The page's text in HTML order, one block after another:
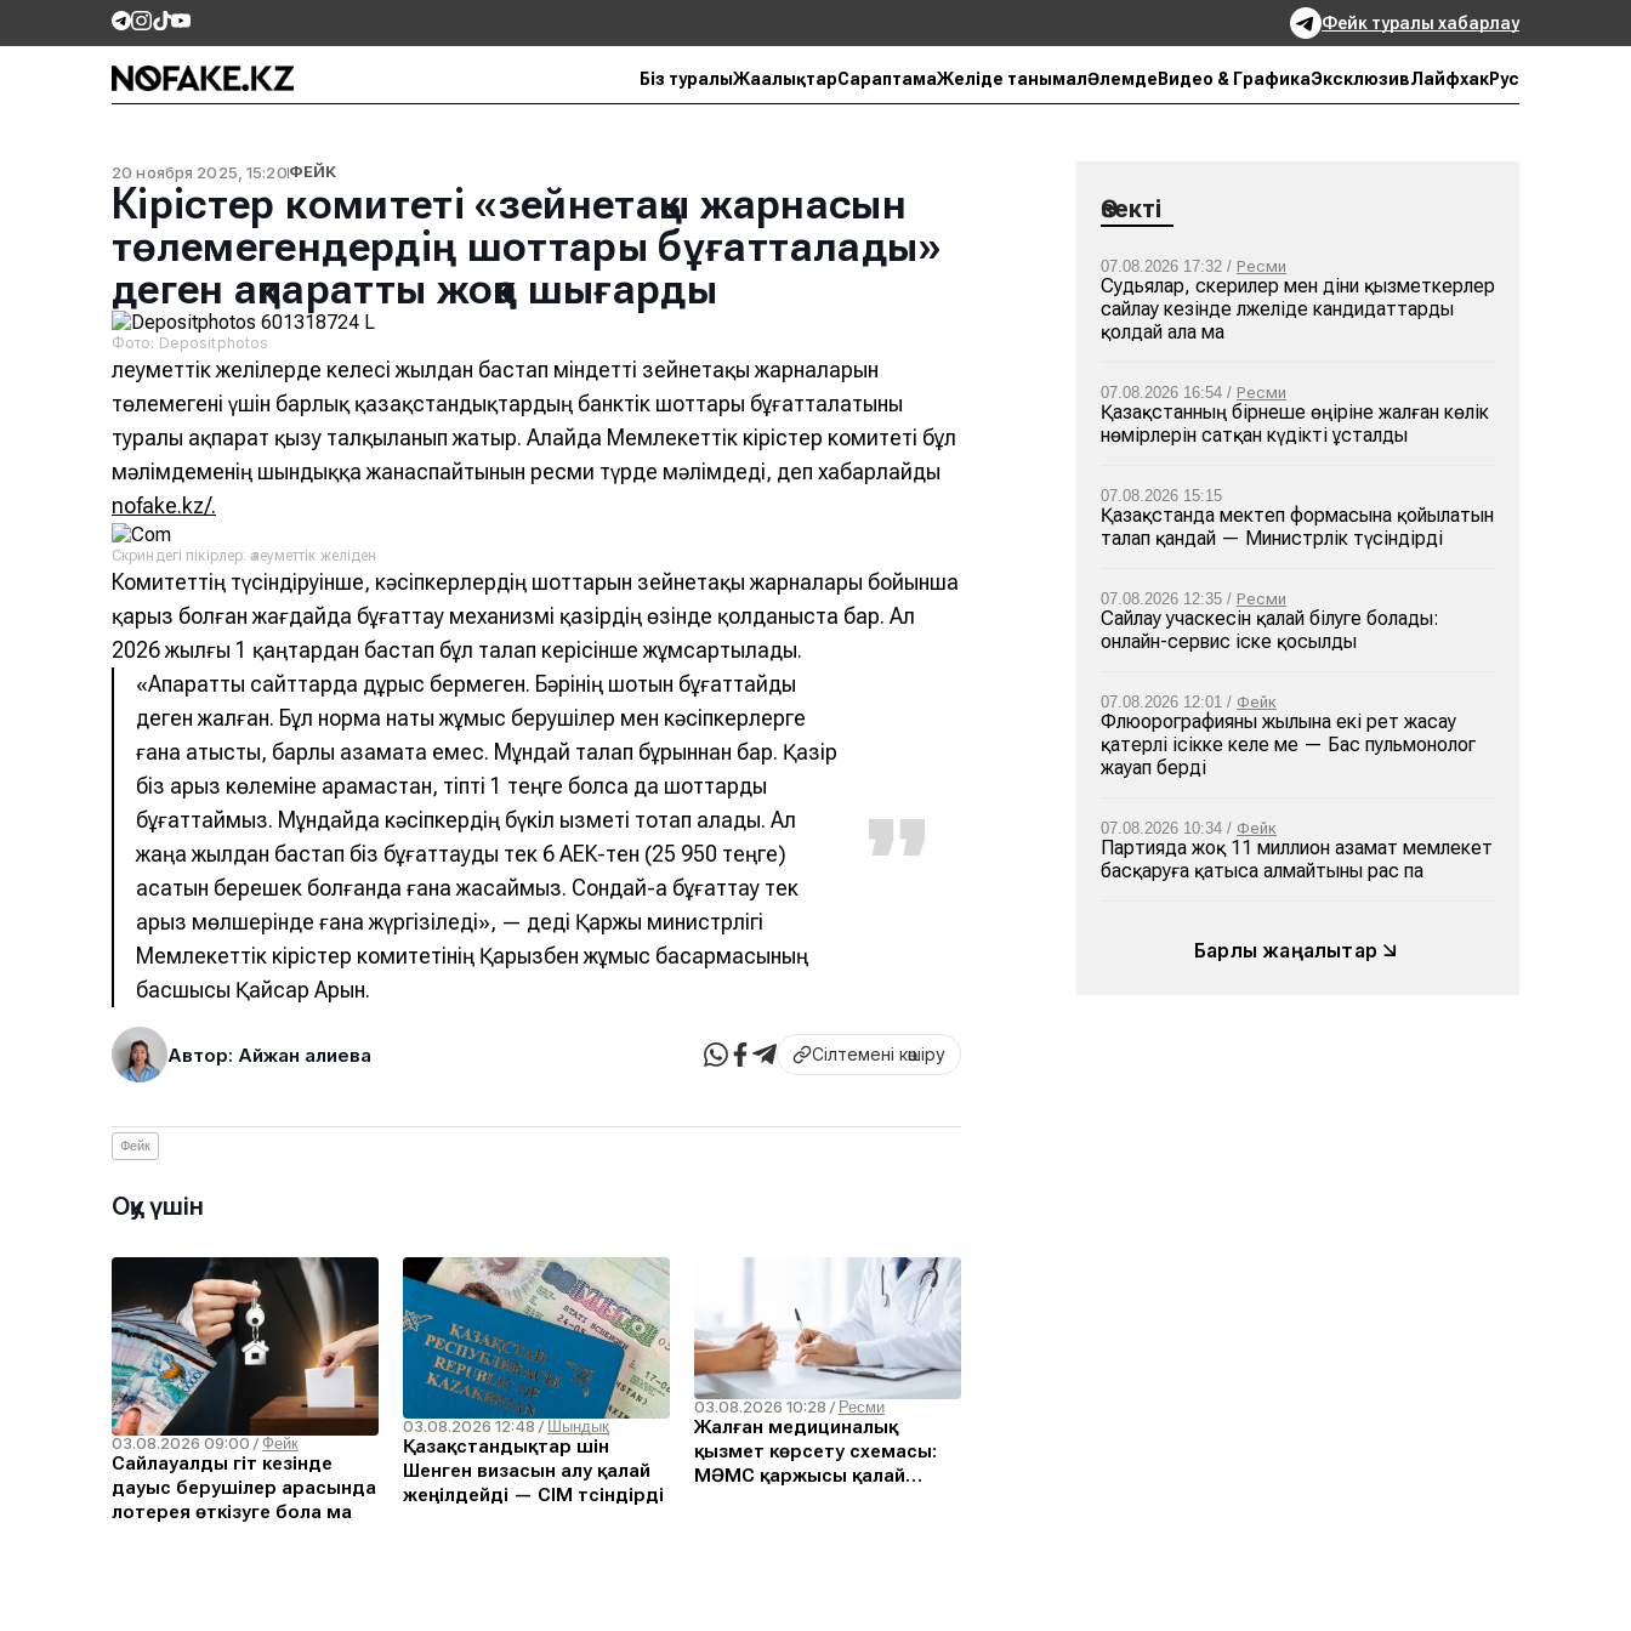
Фейк туралы хабарлау
Біз туралыЖаңалықтарСараптамаЖеліде танымалӘлемде Видео & ГрафикаЭксклюзивЛайфхакРус
20 ноября 2025, 15:20ФЕЙК
Кірістер комитеті «зейнетақы жарнасын
төлемегендердің шоттары бұғатталады»
деген ақпаратты жоққа шығарды
Фото: Depositphotos
Әлеуметтік желілерде келесі жылдан бастап міндетті зейнетақы жарналарын
төлемегені үшін барлық қазақстандықтардың банктік шоттары бұғатталатыны
туралы ақпарат қызу талқыланып жатыр. Алайда Мемлекеттік кірістер комитеті бұл
мәлімдеменің шындыққа жанаспайтынын ресми түрде мәлімдеді, деп хабарлайды
nofake.kz/.
Скриндегі пікірлер: әлеуметтік желіден
Комитеттің түсіндіруінше, кәсіпкерлердің шоттарын зейнетақы жарналары бойынша
қарыз болған жағдайда бұғаттау механизмі қазірдің өзінде қолданыста бар. Ал
2026 жылғы 1 қаңтардан бастап бұл талап керісінше жұмсартылады.
«Ақпаратты сайттарда дұрыс бермеген. Бәрінің шотын бұғаттайды
деген жалған. Бұл норма нақты жұмыс берушілер мен кәсіпкерлерге
ғана қатысты, барлық азаматқа емес. Мұндай талап бұрыннан бар. Қазір
біз қарыз көлеміне қарамастан, тіпті 1 теңге болса да шоттарды
бұғаттаймыз. Мұндайда кәсіпкердің бүкіл қызметі тоқтап қалады. Ал
жаңа жылдан бастап біз бұғаттауды тек 6 АЕК-тен (25 950 теңге)
асатын берешек болғанда ғана жасаймыз. Сондай-ақ бұғаттау тек
қарыз мөлшерінде ғана жүргізіледі», — деді Қаржы министрлігі
Мемлекеттік кірістер комитетінің Қарызбен жұмыс басқармасының
басшысы Қайсар Арын.
Автор: Айжан Қалиева Сілтемені көшіру
Фейк
Оқу үшін
03.08.2026 09:00 /Фейк
Сайлауалды үгіт кезінде
дауыс берушілер арасында
лотерея өткізуге бола ма
03.08.2026 12:48 / Шындық
Қазақстандықтар үшін
Шенген визасын алу қалай
жеңілдейді — СІМ түсіндірді
03.08.2026 10:28 / Ресми
Жалған медициналық
қызмет көрсету схемасы:
МӘМС қаржысы қалай
Өзекті
07.08.2026 17:32 / Ресми
Судьялар, әскерилер мен діни қызметкерлер
сайлау кезінде әлжеліде кандидаттарды
қолдай ала ма
07.08.2026 16:54 / Ресми
Қазақстанның бірнеше өңіріне жалған көлік
нөмірлерін сатқан күдікті ұсталды
07.08.2026 15:15
Қазақстанда мектеп формасына қойылатын
талап қандай — Министрлік түсіндірді
07.08.2026 12:35 / Ресми
Сайлау учаскесін қалай білуге болады:
онлайн-сервис іске қосылды
07.08.2026 12:01 / Фейк
Флюорографияны жылына екі рет жасау
қатерлі ісікке әкеле ме — Бас пульмонолог
жауап берді
07.08.2026 10:34 / Фейк
Партияда жоқ 11 миллион азамат мемлекет
басқаруға қатыса алмайтыны рас па
Барлық жаңалықтар